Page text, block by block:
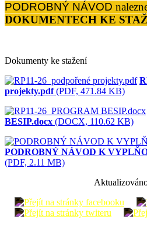
PODROBNÝ NÁVOD
DOKUMENTECH KE
Dokumenty ke stažení
projekty.pdf(PDF, 471.84 KB)
BESIP.docx (DOCX, 110.62 KB)
PODROBNÝ NÁVOD K
(PDF, 2.11 MB)